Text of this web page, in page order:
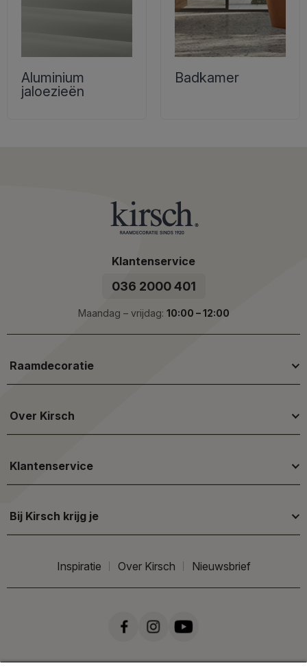
Aluminium
jaloezieën
Badkamer
Klantenservice
036 2000 401
Maandag – vrijdag: 10:00 – 12:00
Raamdecoratie
Over Kirsch
Klantenservice
Bij Kirsch krijg je
Inspiratie Over Kirsch Nieuwsbrief